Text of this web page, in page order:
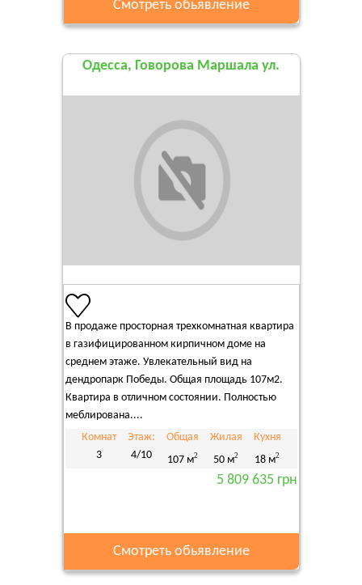
Смотреть обьявление
Одесса, Говорова Маршала ул.
В продаже просторная трехкомнатная квартира
в газифицированном кирпичном доме на
среднем этаже. Увлекательный вид на
дендропарк Победы. Общая площадь 107м2.
Квартира в отличном состоянии. Полностью
меблирована....
Комнат
3
Этаж:
4/10
Общая
107 м2
Жилая
50 м2
Кухня
18 м2
5 809 635 грн
Смотреть обьявление